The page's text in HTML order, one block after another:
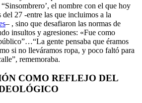
el nombre con el que hoy
del 27 -entre las que incluimos a la
– , sino que desafiaron las normas de
insultos y agresiones: «Fue como
gente pensaba que éramos
si no lleváramos ropa, y poco faltó para
rememoraba.
COMO REFLEJO DEL